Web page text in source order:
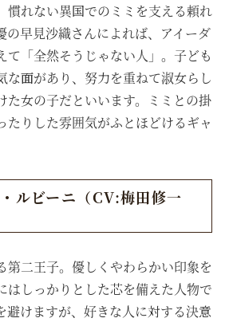
慣れない異国でのミミを支える頼れ
の早見沙織さんによれば、アイーダ
て「全然そうじゃない人」。子ども
な面があり、努力を重ねて淑女らし
た女の子だといいます。ミミとの掛
たりした雰囲気がふとほどけるギャ
ルビーニ（CV:梅田修一
第二王子。優しくやわらかい印象を
はしっかりとした芯を備えた人物で
避けますが、好きな人に対する決意